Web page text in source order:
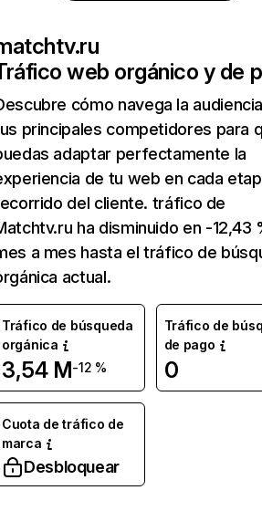
web orgánico y de
cómo navega la
principales competidores para
adaptar perfectamente la
de tu web en cada
del cliente. tráfico de
ha disminuido en -12,43
a mes hasta el tráfico de
actual.
Tráfico de búsqueda
orgánica
3,54 M-12 %
Tráfico de
de pago
0
Cuota de tráfico de
marca
Desbloquear